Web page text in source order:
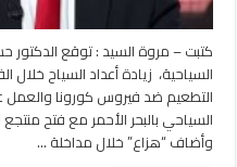
كتبت – مروة السيد : توقع الدكتور
التطعيم ضد فيروس كورونا والعمل
السياحي بالبحر الأحمر مع فتح
وأضاف “هزاع” خلال مداخلة …